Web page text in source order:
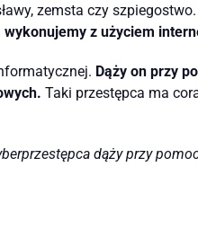
zemsta czy szpiegostwo.
z użyciem
Dąży on przy
Taki przestępca ma
dąży przy